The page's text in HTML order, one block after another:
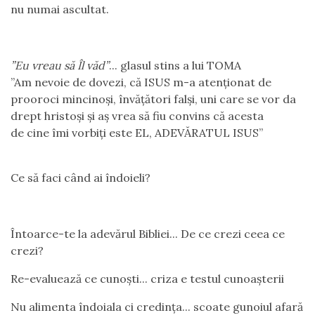
nu numai ascultat.
”Eu vreau să Îl văd”... glasul stins a lui TOMA
”Am nevoie de dovezi, că ISUS m-a atenționat de
prooroci mincinoși, învățători falși, uni care se vor da
drept hristoși și aș vrea să fiu convins că acesta
de cine îmi vorbiți este EL, ADEVĂRATUL ISUS”
Ce să faci când ai îndoieli?
Întoarce-te la adevărul Bibliei... De ce crezi ceea ce
crezi?
Re-evaluează ce cunoști... criza e testul cunoașterii
Nu alimenta îndoiala ci credința... scoate gunoiul afară